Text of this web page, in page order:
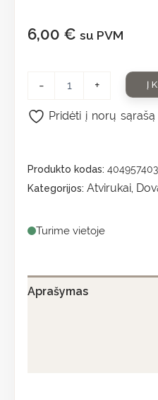
6,00 € su PVM
- + Į
Produkto kodas:
Kategorijos: Atvirukai,
Turime vietoje
Pridėti į norų sąrašą
Aprašymas